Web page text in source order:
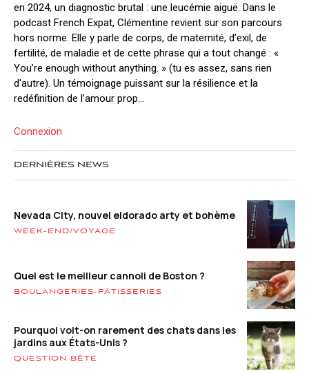
en 2024, un diagnostic brutal : une leucémie aiguë. Dans le
podcast French Expat, Clémentine revient sur son parcours
hors norme. Elle y parle de corps, de maternité, d’exil, de
fertilité, de maladie et de cette phrase qui a tout changé : «
You’re enough without anything. » (tu es assez, sans rien
d'autre). Un témoignage puissant sur la résilience et la
redéfinition de l’amour prop...
Connexion
DERNIÈRES NEWS
Nevada City, nouvel eldorado arty et bohème
WEEK-END/VOYAGE
Quel est le meilleur cannoli de Boston ?
BOULANGERIES-PÂTISSERIES
Pourquoi voit-on rarement des chats dans les
jardins aux États-Unis ?
QUESTION BÊTE